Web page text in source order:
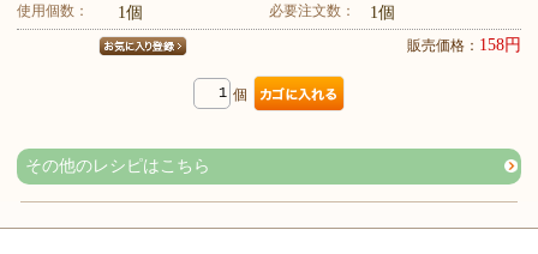
使用個数： 1個 必要注文数： 1個
販売価格： 158円
個
その他のレシピはこちら